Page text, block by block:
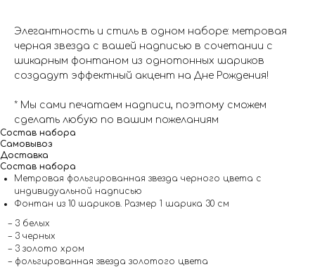
Элегантность и стиль в одном наборе: метровая
черная звезда с вашей надписью в сочетании с
шикарным фонтаном из однотонных шариков
создадут эффектный акцент на Дне Рождения!
* Мы сами печатаем надписи, поэтому сможем
сделать любую по вашим пожеланиям
Состав набора
Самовывоз
Доставка
Состав набора
Метровая фольгированная звезда черного цвета с
индивидуальной надписью
Фонтан из 10 шариков. Размер 1 шарика 30 см
– 3 белых
– 3 черных
– 3 золото хром
– фольгированная звезда золотого цвета